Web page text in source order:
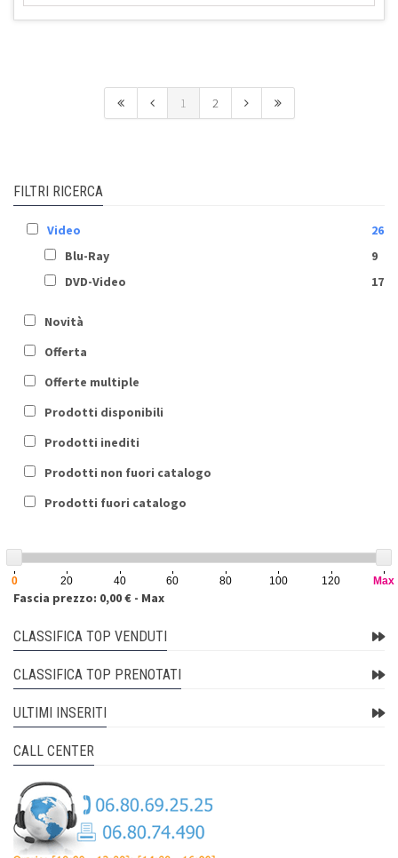
1 2
FILTRI RICERCA
Video
26
Blu-Ray
9
DVD-Video
17
Novità
Offerta
Offerte multiple
Prodotti disponibili
Prodotti inediti
Prodotti non fuori catalogo
Prodotti fuori catalogo
0 20 40 60 80 100 120 Max
Fascia prezzo: 0,00 € - Max
CLASSIFICA TOP VENDUTI
CLASSIFICA TOP PRENOTATI
ULTIMI INSERITI
CALL CENTER